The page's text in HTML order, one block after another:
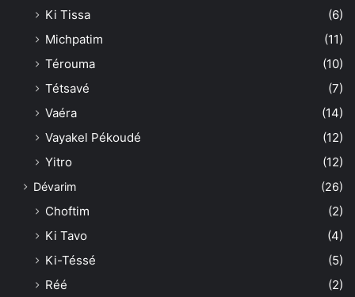
Ki Tissa
(6)
Michpatim
(11)
Térouma
(10)
Tétsavé
(7)
Vaéra
(14)
Vayakel Pékoudé
(12)
Yitro
(12)
Dévarim (26)
Choftim
(2)
Ki Tavo
(4)
Ki-Téssé
(5)
Réé
(2)